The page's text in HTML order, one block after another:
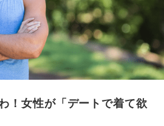
！女性が「デートで着て欲